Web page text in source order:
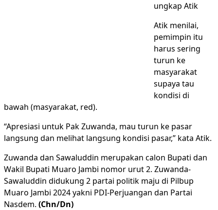
ungkap Atik
Atik menilai,
pemimpin itu
harus sering
turun ke
masyarakat
supaya tau
kondisi di
bawah (masyarakat, red).
“Apresiasi untuk Pak Zuwanda, mau turun ke pasar
langsung dan melihat langsung kondisi pasar,” kata Atik.
Zuwanda dan Sawaluddin merupakan calon Bupati dan
Wakil Bupati Muaro Jambi nomor urut 2. Zuwanda-
Sawaluddin didukung 2 partai politik maju di Pilbup
Muaro Jambi 2024 yakni PDI-Perjuangan dan Partai
Nasdem. (Chn/Dn)